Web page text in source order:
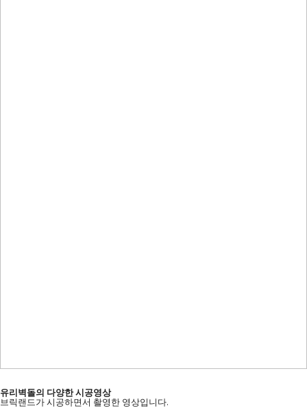
유리벽돌의 다양한 시공영상
브릭랜드가 시공하면서 촬영한 영상입니다.